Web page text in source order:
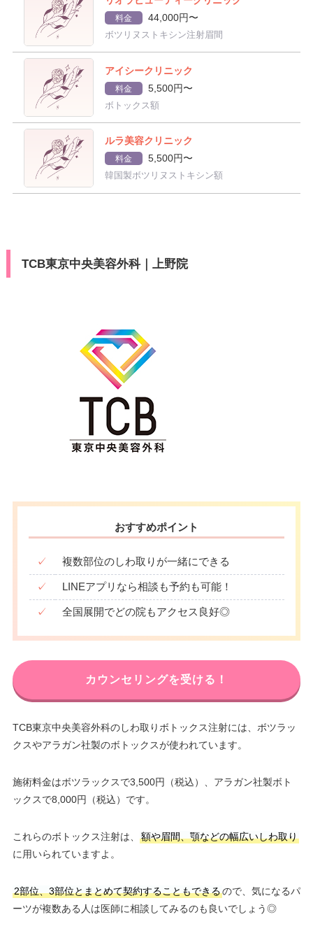
料金 44,000円〜
ボツリヌストキシン注射眉間
アイシークリニック
料金 5,500円〜
ボトックス額
ルラ美容クリニック
料金 5,500円〜
韓国製ボツリヌストキシン額
TCB東京中央美容外科｜上野院
おすすめポイント
✓ 複数部位のしわ取りが一緒にできる
✓ LINEアプリなら相談も予約も可能！
✓ 全国展開でどの院もアクセス良好◎
カウンセリングを受ける！
TCB東京中央美容外科のしわ取りボトックス注射には、ボツラッ
クスやアラガン社製のボトックスが使われています。
施術料金はボツラックスで3,500円（税込）、アラガン社製ボト
ックスで8,000円（税込）です。
これらのボトックス注射は、
額や眉間、顎などの幅広いしわ取り
に用いられていますよ。
2部位、3部位とまとめて契約することもできるので、気になるパ
ーツが複数ある人は医師に相談してみるのも良いでしょう◎